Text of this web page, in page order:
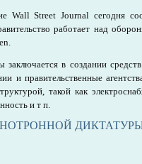
Wall Street Journal сегодня
работает над
заключается в создании
и правительственные
такой как
и т п.